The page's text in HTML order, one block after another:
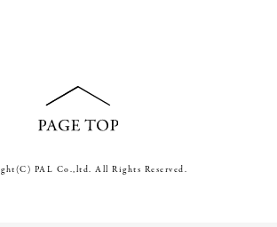
PAL Co.,ltd. All Rights Reserved.